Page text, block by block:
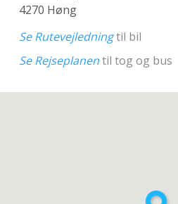
4270 Høng
Se Rutevejledningtil bil
Se Rejseplanentil tog og bus